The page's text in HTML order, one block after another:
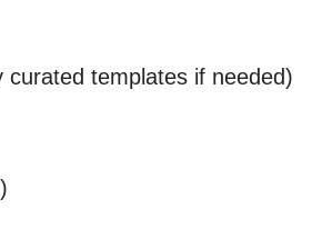
curated templates if needed)